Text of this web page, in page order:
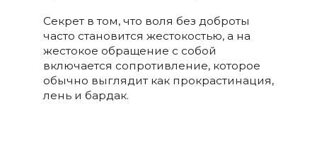
Секрет в том, что воля без доброты
часто становится жестокостью, а на
жестокое обращение с собой
включается сопротивление, которое
обычно выглядит как прокрастинация,
лень и бардак.